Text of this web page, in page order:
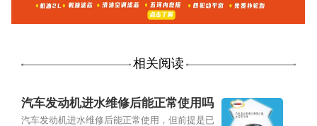
相关阅读
汽车发动机进水维修后能正常使用吗
汽车发动机进水维修后能正常使用，但前提是已